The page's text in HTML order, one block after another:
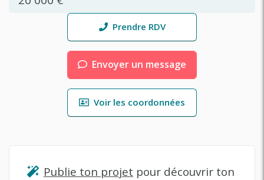
Prendre RDV
Envoyer un message
Voir les coordonnées
Publie ton projet pour découvrir ton